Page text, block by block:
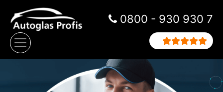
Zum Inhalt springen
Hauptnavigation
0800 - 930 930 7